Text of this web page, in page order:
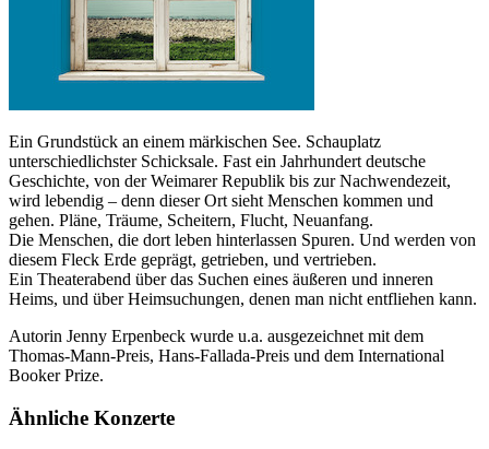
Ein Grundstück an einem märkischen See. Schauplatz
unterschiedlichster Schicksale. Fast ein Jahrhundert deutsche
Geschichte, von der Weimarer Republik bis zur Nachwendezeit,
wird lebendig – denn dieser Ort sieht Menschen kommen und
gehen. Pläne, Träume, Scheitern, Flucht, Neuanfang.
Die Menschen, die dort leben hinterlassen Spuren. Und werden von
diesem Fleck Erde geprägt, getrieben, und vertrieben.
Ein Theaterabend über das Suchen eines äußeren und inneren
Heims, und über Heimsuchungen, denen man nicht entfliehen kann.
Autorin Jenny Erpenbeck wurde u.a. ausgezeichnet mit dem
Thomas-Mann-Preis, Hans-Fallada-Preis und dem International
Booker Prize.
Ähnliche Konzerte